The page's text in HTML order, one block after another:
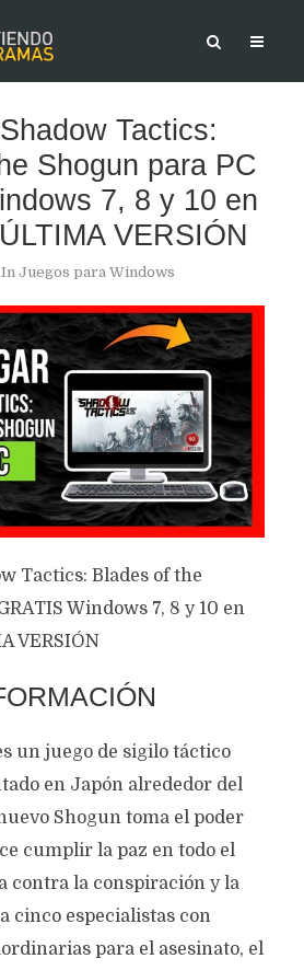
Tactics:
Shogun para PC
7, 8 y 10 en
VERSIÓN
In Juegos para Windows
Tactics: Blades of the
Windows 7, 8 y 10 en
VERSIÓN
un juego de sigilo táctico
en Japón alrededor del
Shogun toma el poder
cumplir la paz en todo el
contra la conspiración y la
cinco especialistas con
para el asesinato, el